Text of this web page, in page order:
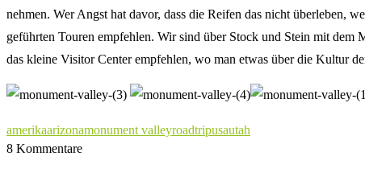
nehmen. Wer Angst hat davor, dass die Reifen das nicht überleben,
geführten Touren empfehlen. Wir sind über Stock und Stein mit dem
das kleine Visitor Center empfehlen, wo man etwas über die Kultur
amerikaarizonamonument valleyroadtripusautah
8 Kommentare